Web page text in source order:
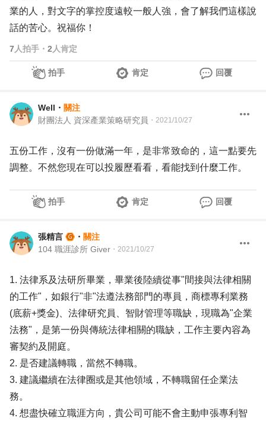
業的人，對文字的掌控度遠較一般人強，會了解我們這樣說
話的苦心。祝福你！
7 人拍手 ・ 2 人肯定
拍手 肯定 回覆
Well ・ 關注
財團法人 資深產業策略研究員 ・ 2021/10/27
五份工作，沒有一份做滿一年，是非常致命的，這一點要先
調整。不然您現在可以投履歷看看，看能找到什麼工作。
拍手 肯定 回覆
張精言 ・ 關注
104 職涯診所 Giver ・ 2021/10/27
1. 法律系及法研所畢業，畢業後陸續從事"間接與法律相關
的工作"，如銀行"非"法遵法務部門的專員，商標專利業務
(底薪+獎金)、法律研究員、智財管理等職缺，現職為"企業
法務"，是第一份與傳統法律相關的職缺，工作主要內容為
審契約及開庭。
2. 是否建議轉職，當然不轉職。
3. 建議繼續在法律圈或是其他領域，不轉職留任企業法
務。
4. 想盡快確立職涯方向，貴公司可能不會主動申張專利智